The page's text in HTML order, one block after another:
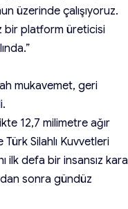
üzerinde çalışıyoruz.
bir platform üreticisi
mukavemet, geri
12,7 milimetre ağır
Silahlı Kuvvetleri
ilk defa bir insansız kara
sonra gündüz